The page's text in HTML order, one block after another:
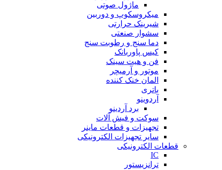
ماژول صوتی
میکروسکوپ و دوربین
شیرینک حرارتی
سشوار صنعتی
دما سنج و رطوبت سنج
کیس پاوربانک
فن و هیت سینک
موتور و آرمیچر
المان خنک کننده
باتری
آردوینو
برد آردینو
سوکت و فیش آلات
تجهیزات و قطعات ماینر
سایر تجهیزات الکترونیکی
قطعات الکترونیکی
IC
ترانزیستور